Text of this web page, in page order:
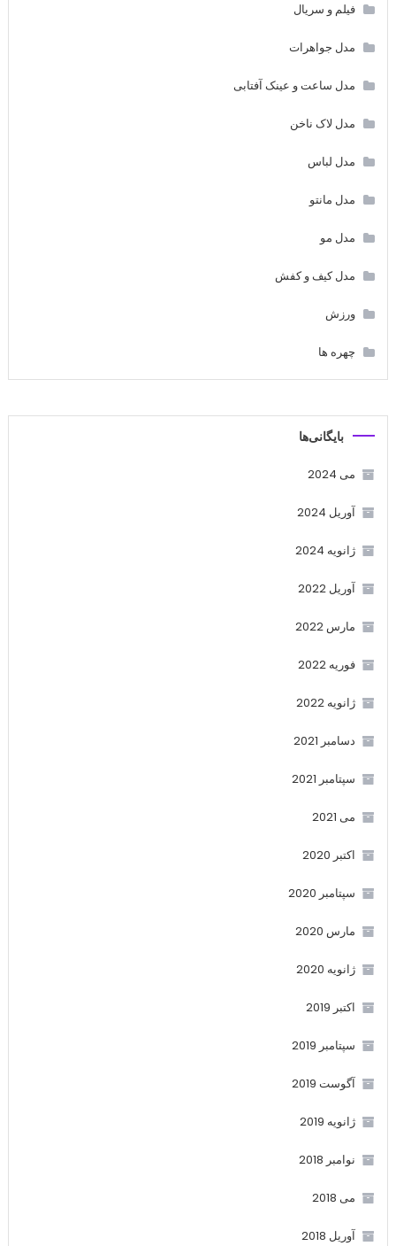
فیلم و سریال
مدل جواهرات
مدل ساعت و عینک آفتابی
مدل لاک ناخن
مدل لباس
مدل مانتو
مدل مو
مدل کیف و کفش
ورزش
چهره ها
بایگانی‌ها
می 2024
آوریل 2024
ژانویه 2024
آوریل 2022
مارس 2022
فوریه 2022
ژانویه 2022
دسامبر 2021
سپتامبر 2021
می 2021
اکتبر 2020
سپتامبر 2020
مارس 2020
ژانویه 2020
اکتبر 2019
سپتامبر 2019
آگوست 2019
ژانویه 2019
نوامبر 2018
می 2018
آوریل 2018